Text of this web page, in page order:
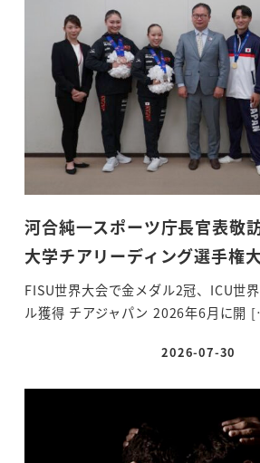
河合純一スポーツ庁長官表敬
大学チアリーディング選手権
FISU世界大会で金メダル2冠、ICU世
ル獲得 チアジャパン 2026年6月に開
投稿日
2026-07-30